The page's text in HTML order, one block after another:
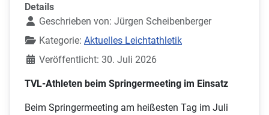
Details
Geschrieben von: Jürgen Scheibenberger
Kategorie: Aktuelles Leichtathletik
Veröffentlicht: 30. Juli 2026
TVL-Athleten beim Springermeeting im Einsatz
Beim Springermeeting am heißesten Tag im Juli